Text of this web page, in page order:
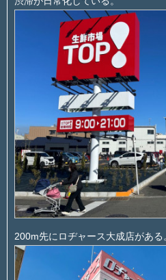
200m先にロヂャース大成店がある